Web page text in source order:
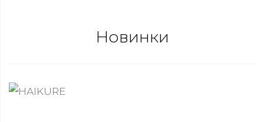
Новинки